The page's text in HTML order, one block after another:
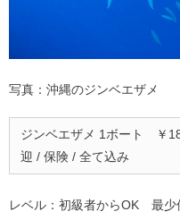
写真：沖縄のジンベエザメ
ジンベエザメ 1ボート ￥
迎 / 保険 / 全て込み
レベル：初級者からOK 最